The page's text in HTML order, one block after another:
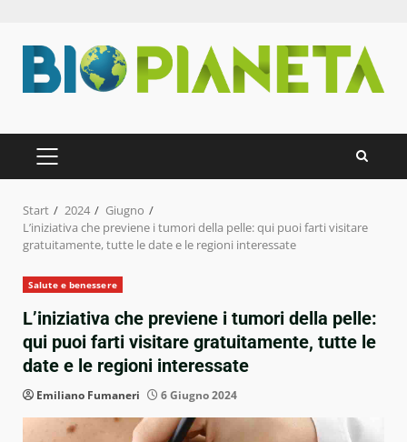
Inhalt
springen
PRIMÄRES
MENÜ
Start 2024
Giugno
L’iniziativa che previene i tumori della pelle: qui puoi farti visitare
gratuitamente, tutte le date e le regioni interessate
Salute e benessere
L’iniziativa che previene i tumori della pelle:
qui puoi farti visitare gratuitamente, tutte le
date e le regioni interessate
Emiliano Fumaneri 6 Giugno 2024